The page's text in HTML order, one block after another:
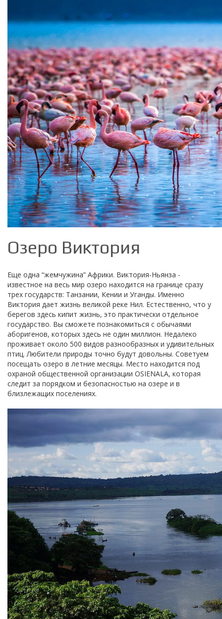
Озеро Виктория
Еще одна “жемчужина” Африки. Виктория-Ньянза -
известное на весь мир озеро находится на границе сразу
трех государств: Танзании, Кении и Уганды. Именно
Виктория дает жизнь великой реке Нил. Естественно, что у
берегов здесь кипит жизнь, это практически отдельное
государство. Вы сможете познакомиться с обычаями
аборигенов, которых здесь не один миллион. Недалеко
проживает около 500 видов разнообразных и удивительных
птиц. Любители природы точно будут довольны. Советуем
посещать озеро в летние месяцы. Место находится под
охраной общественной организации OSIENALA, которая
следит за порядком и безопасностью на озере и в
близлежащих поселениях.